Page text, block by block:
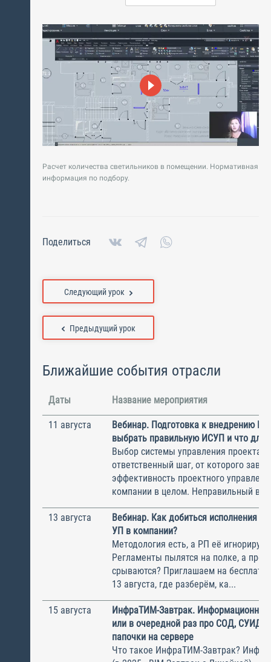
Расчет количества светильников в помещении. Нормативная
информация по подбору.
Поделиться
Предыдущий урок
Следующий урок
Ближайшие события отрасли
Даты Название мероприятия
11 августа
Вебинар. Подготовка к внедрению
выбрать правильную ИСУП и что для
Выбор системы управления
ответственный шаг, от которого
эффективность проектного
компании в целом. Неправильный
13 августа
Вебинар. Как добиться исполнения
УП в компании?
Методология есть, а РП её
Регламенты пылятся на полке, а
срываются? Приглашаем на
13 августа, где разберём, ка...
15 августа
ИнфраТИМ-Завтрак.
или в очередной раз про СОД, СУИД и
папочки на сервере
Что такое ИнфраТИМ-Завтрак?